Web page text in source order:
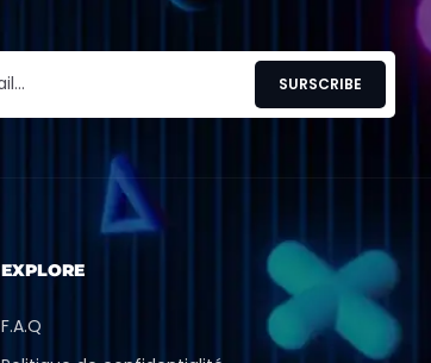
EXPLORE
F.A.Q